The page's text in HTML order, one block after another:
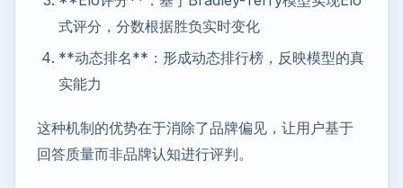
式评分，分数根据胜负实时变化
**动态排名**：形成动态排行榜，反映模型的真
实能力
这种机制的优势在于消除了品牌偏见，让用户基于
回答质量而非品牌认知进行评判。